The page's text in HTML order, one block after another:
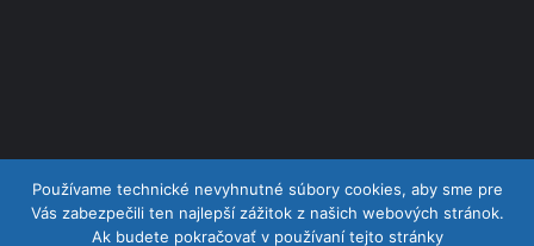
Používame technické nevyhnutné súbory cookies, aby sme pre
Vás zabezpečili ten najlepší zážitok z našich webových stránok.
Ak budete pokračovať v používaní tejto stránky